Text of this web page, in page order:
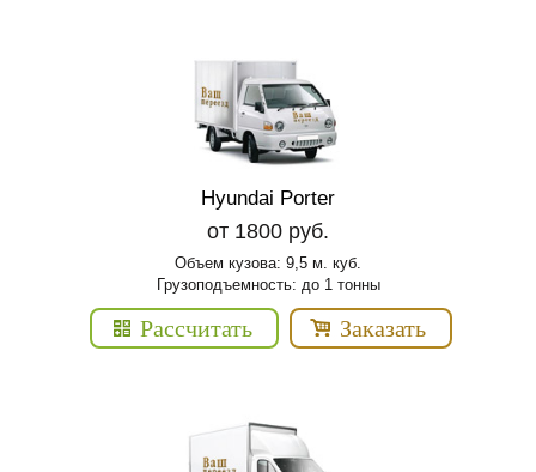
Hyundai Porter
от 1800 руб.
Объем кузова: 9,5 м. куб.
Грузоподъемность: до 1 тонны
Рассчитать Заказать